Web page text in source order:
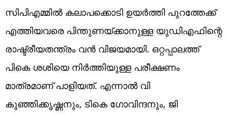
സിപിഎമ്മില്‍ കലാപക്കൊടി ഉയര്‍ത്തി പുറത്തേക്ക്
എത്തിയവരെ പിന്തുണയ്ക്കാനുള്ള യുഡിഎഫിന്റെ
രാഷ്ട്രീയതന്ത്രം വന്‍ വിജയമായി. ഒറ്റപ്പാലത്ത്
പികെ ശശിയെ നിര്‍ത്തിയുള്ള പരീക്ഷണം
മാത്രമാണ് പാളിയത്. എന്നാല്‍ വി
കുഞ്ഞിക്കൃഷ്ണനും, ടികെ ഗോവിന്ദനും, ജി